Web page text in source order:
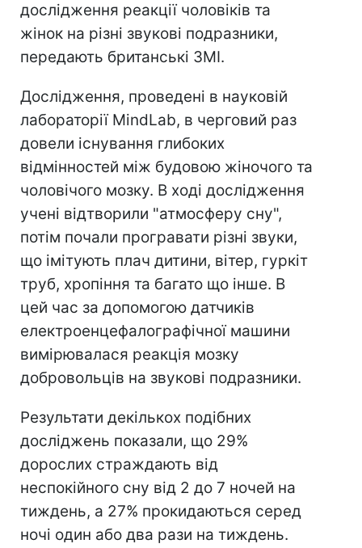
дослідження реакції чоловіків та
жінок на різні звукові подразники,
передають британські ЗМІ.
Дослідження, проведені в науковій
лабораторії MindLab, в черговий раз
довели існування глибоких
відмінностей між будовою жіночого та
чоловічого мозку. В ході дослідження
учені відтворили "атмосферу сну",
потім почали програвати різні звуки,
що імітують плач дитини, вітер, гуркіт
труб, хропіння та багато що інше. В
цей час за допомогою датчиків
електроенцефалографічної машини
вимірювалася реакція мозку
добровольців на звукові подразники.
Результати декількох подібних
досліджень показали, що 29%
дорослих страждають від
неспокійного сну від 2 до 7 ночей на
тиждень, а 27% прокидаються серед
ночі один або два рази на тиждень.